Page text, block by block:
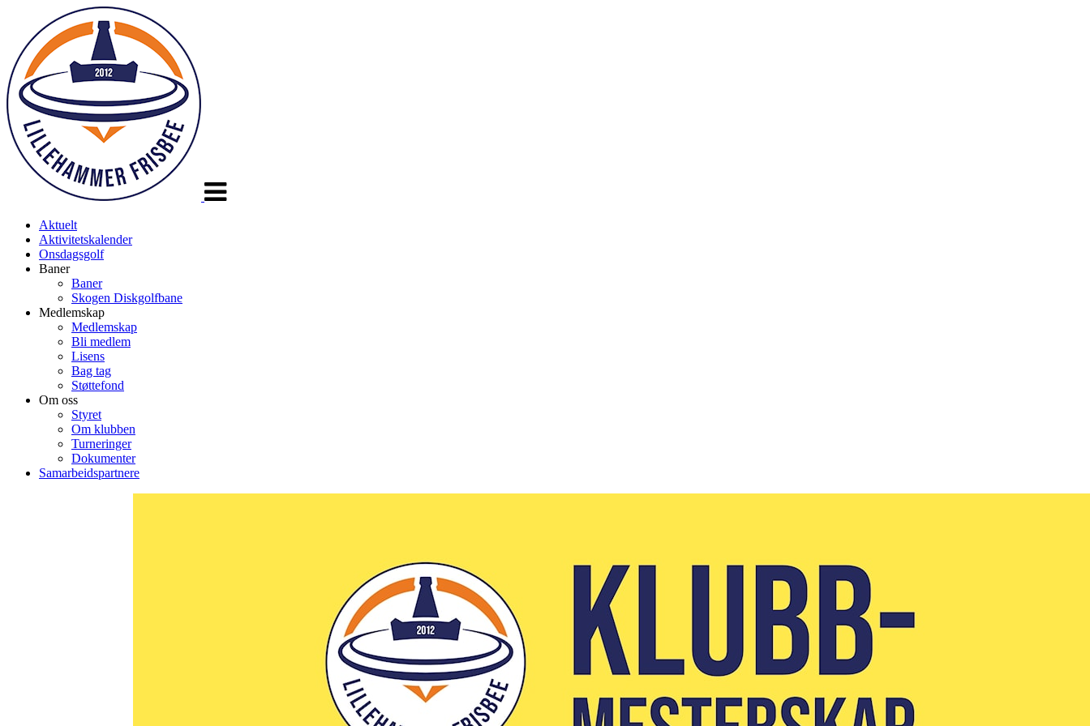
Aktuelt
Aktivitetskalender
Onsdagsgolf
Baner
Baner
Skogen Diskgolfbane
Medlemskap
Medlemskap
Bli medlem
Lisens
Bag tag
Støttefond
Om oss
Styret
Om klubben
Turneringer
Dokumenter
Samarbeidspartnere